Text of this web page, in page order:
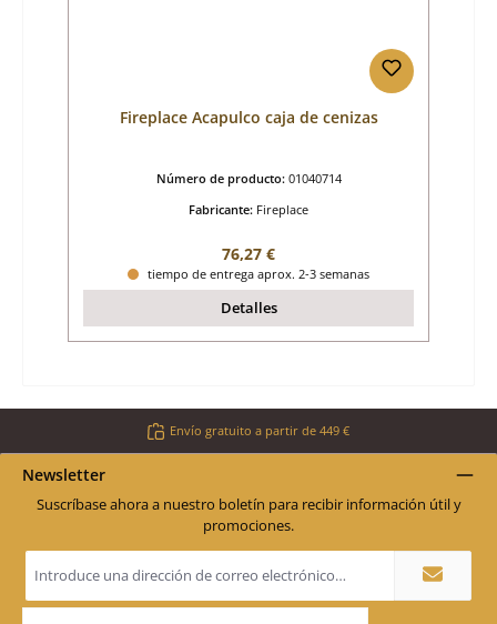
Fireplace Acapulco caja de cenizas
Número de producto: 01040714
Fabricante: Fireplace
Precio normal:
76,27 €
tiempo de entrega aprox. 2-3 semanas
Detalles
Envío gratuito a partir de 449 €
Newsletter
Suscríbase ahora a nuestro boletín para recibir información útil y
promociones.
Dirección
de
electrónico